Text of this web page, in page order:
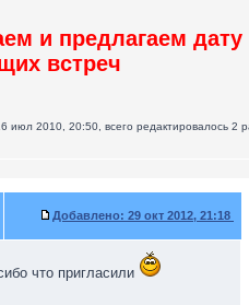
и предлагаем дату
встреч
июл 2010, 20:50, всего редактировалось 2
Добавлено: 29 окт 2012, 21:18
что пригласили